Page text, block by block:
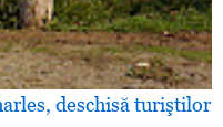
deschisă turiştilor